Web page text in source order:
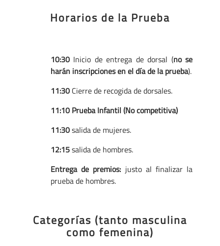
Horarios de la Prueba
10:30 Inicio de entrega de dorsal (no se
harán inscripciones en el día de la prueba).
11:30 Cierre de recogida de dorsales.
11:10 Prueba Infantil (No competitiva)
11:30salida de mujeres.
12:15salida de hombres.
Entrega de premios: justo al finalizar la
prueba de hombres.
Categorías (tanto masculina
como femenina)